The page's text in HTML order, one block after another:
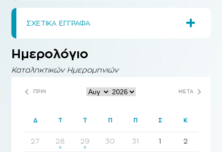
+
ΣΧΕΤΙΚΑ ΕΓΓΡΑΦΑ
Ημερολόγιο
Καταληκτικών Ημερομηνιών
ΠΡΙΝ ΜΕΤΑ
Δ Τ Τ Π Π Σ Κ
27 28 29 30 31 1 2